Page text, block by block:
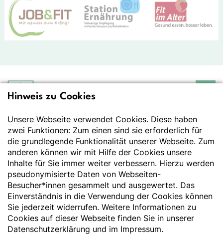
Deutsche Gesellschaft
Der Wissenschaft verpflichtet - Ihre Partnerin für
Essen und Trinken
Deutsche Gesellschaft für Ernährung e. V.
Godesberger Allee 136
53175 Bonn
Tel:+49 228 3776-600
Fax:+49 228 3776-800
E-Mail:webmaster@dge.de
Hinweis zu Cookies
Unsere Webseite verwendet Cookies. Diese haben
zwei Funktionen: Zum einen sind sie erforderlich für
die grundlegende Funktionalität unserer Webseite. Zum
anderen können wir mit Hilfe der Cookies unsere
Inhalte für Sie immer weiter verbessern. Hierzu werden
pseudonymisierte Daten von Webseiten-
Besucher*innen gesammelt und ausgewertet. Das
Einverständnis in die Verwendung der Cookies können
Sie jederzeit widerrufen. Weitere Informationen zu
Cookies auf dieser Webseite finden Sie in unserer
Datenschutzerklärung und im Impressum.